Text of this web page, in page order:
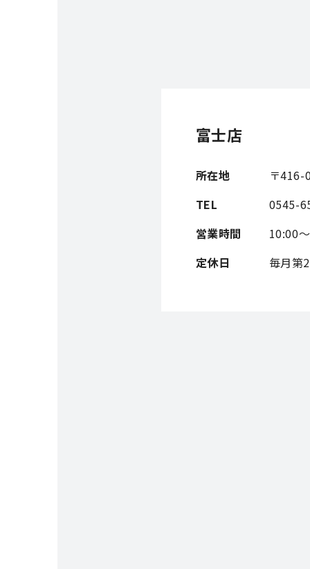
富士店
所在地
〒416-
TEL
0545-
営業時間
10:00
定休日
毎月第